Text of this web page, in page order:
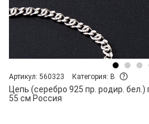
Артикул: 560323 Категория: B
Цепь (серебро 925 пр. родир. бел.)
55 см Россия